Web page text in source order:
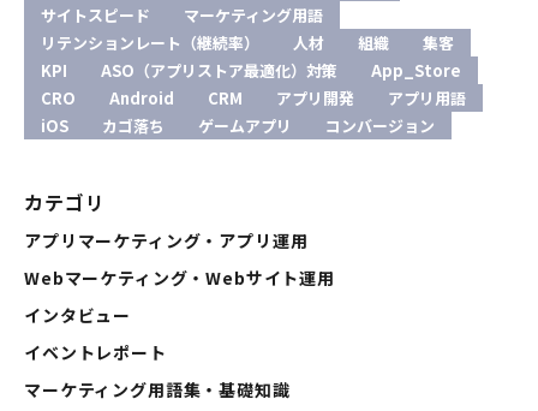
サイトスピード
マーケティング用語
リテンションレート（継続率）
人材 組織
集客
KPI
ASO（アプリストア最適化）対策
App_Store
CRO
Android CRM アプリ開発
アプリ用語
iOS
カゴ落ち ゲームアプリ コンバージョン
カテゴリ
アプリマーケティング・アプリ運用
Webマーケティング・Webサイト運用
インタビュー
イベントレポート
マーケティング用語集・基礎知識